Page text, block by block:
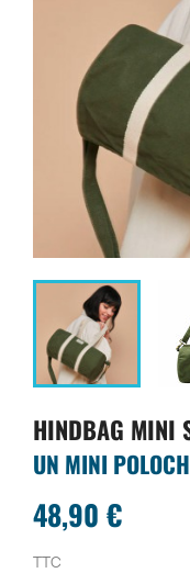
HINDBAG MINI
UN MINI
48,90 €
TTC